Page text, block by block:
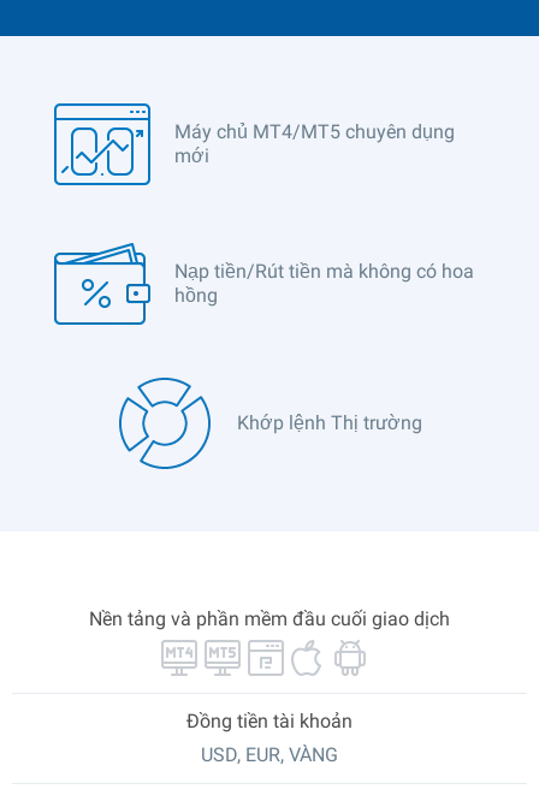
Máy chủ MT4/MT5 chuyên dụng
mới
Nạp tiền/Rút tiền mà không có hoa
hồng
Khớp lệnh Thị trường
Nền tảng và phần mềm đầu cuối giao dịch
Đồng tiền tài khoản
USD, EUR, VÀNG